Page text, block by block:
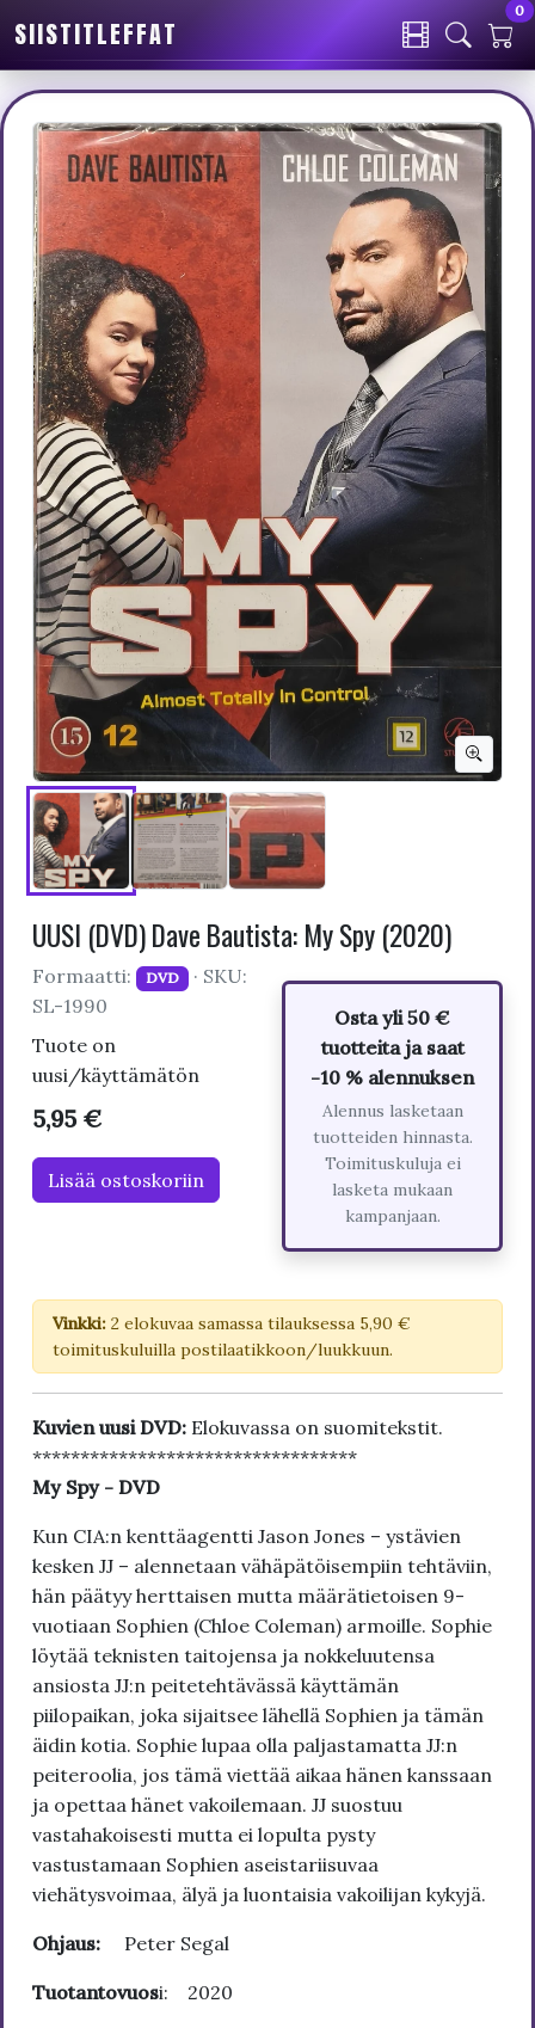
SIISTITLEFFAT
0
UUSI (DVD) Dave Bautista: My Spy (2020)
Formaatti: DVD · SKU:
SL-1990
Tuote on
uusi/käyttämätön
5,95 €
Lisää ostoskoriin
Osta yli 50 €
tuotteita ja saat
-10 % alennuksen
Alennus lasketaan
tuotteiden hinnasta.
Toimituskuluja ei
lasketa mukaan
kampanjaan.
Vinkki: 2 elokuvaa samassa tilauksessa 5,90 €
toimituskuluilla postilaatikkoon/luukkuun.
Kuvien uusi DVD: Elokuvassa on suomitekstit.
**********************************
My Spy - DVD
Kun CIA:n kenttäagentti Jason Jones – ystävien
kesken JJ – alennetaan vähäpätöisempiin tehtäviin,
hän päätyy herttaisen mutta määrätietoisen 9-
vuotiaan Sophien (Chloe Coleman) armoille. Sophie
löytää teknisten taitojensa ja nokkeluutensa
ansiosta JJ:n peitetehtävässä käyttämän
piilopaikan, joka sijaitsee lähellä Sophien ja tämän
äidin kotia. Sophie lupaa olla paljastamatta JJ:n
peiteroolia, jos tämä viettää aikaa hänen kanssaan
ja opettaa hänet vakoilemaan. JJ suostuu
vastahakoisesti mutta ei lopulta pysty
vastustamaan Sophien aseistariisuvaa
viehätysvoimaa, älyä ja luontaisia vakoilijan kykyjä.
Ohjaus: Peter Segal
Tuotantovuosi: 2020